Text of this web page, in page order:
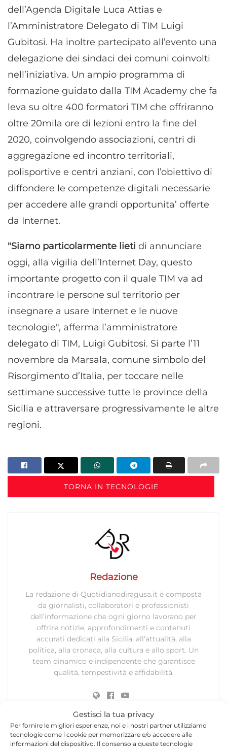
Gestisci la tua privacy
Per fornire le migliori esperienze, noi e i nostri partner utilizziamo
tecnologie come i cookie per memorizzare e/o accedere alle
informazioni del dispositivo. Il consenso a queste tecnologie
dell’Agenda Digitale Luca Attias e
l’Amministratore Delegato di TIM Luigi
Gubitosi. Ha inoltre partecipato all’evento una
delegazione dei sindaci dei comuni coinvolti
nell’iniziativa. Un ampio programma di
formazione guidato dalla TIM Academy che fa
leva su oltre 400 formatori TIM che offriranno
oltre 20mila ore di lezioni entro la fine del
2020, coinvolgendo associazioni, centri di
aggregazione ed incontro territoriali,
polisportive e centri anziani, con l’obiettivo di
diffondere le competenze digitali necessarie
per accedere alle grandi opportunita’ offerte
da Internet.
"Siamo particolarmente lieti di annunciare
oggi, alla vigilia dell’Internet Day, questo
importante progetto con il quale TIM va ad
incontrare le persone sul territorio per
insegnare a usare Internet e le nuove
tecnologie", afferma l’amministratore
delegato di TIM, Luigi Gubitosi. Si parte l’11
novembre da Marsala, comune simbolo del
Risorgimento d’Italia, per toccare nelle
settimane successive tutte le province della
Sicilia e attraversare progressivamente le altre
regioni.
TORNA IN TECNOLOGIE
Redazione
La redazione di Quotidianodiragusa.it è composta
da giornalisti, collaboratori e professionisti
dell’informazione che ogni giorno lavorano per
offrire notizie, approfondimenti e contenuti
accurati dedicati alla Sicilia, all’attualità, alla
politica, alla cronaca, alla cultura e allo sport. Un
team dinamico e indipendente che garantisce
qualità, tempestività e affidabilità.